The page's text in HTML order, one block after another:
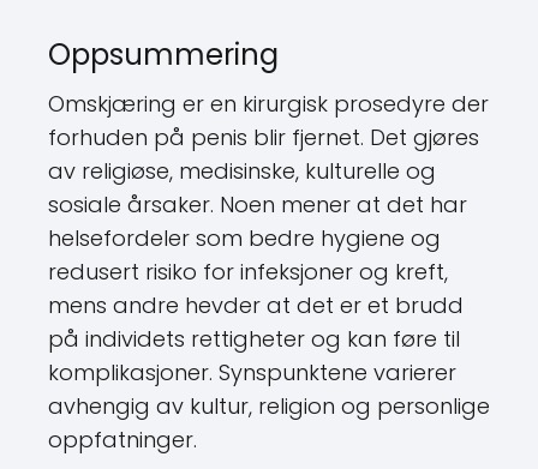
Oppsummering
Omskjæring er en kirurgisk prosedyre der
forhuden på penis blir fjernet. Det gjøres
av religiøse, medisinske, kulturelle og
sosiale årsaker. Noen mener at det har
helsefordeler som bedre hygiene og
redusert risiko for infeksjoner og kreft,
mens andre hevder at det er et brudd
på individets rettigheter og kan føre til
komplikasjoner. Synspunktene varierer
avhengig av kultur, religion og personlige
oppfatninger.